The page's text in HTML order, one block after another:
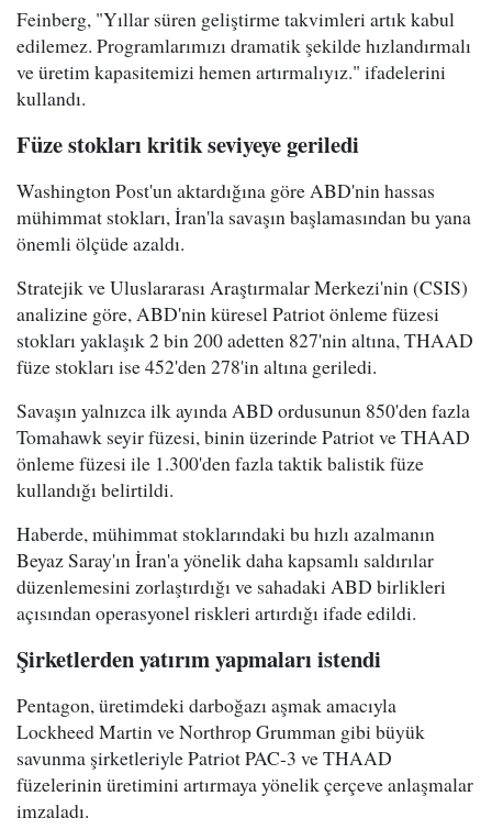
Feinberg, "Yıllar süren geliştirme takvimleri artık kabul
edilemez. Programlarımızı dramatik şekilde hızlandırmalı
ve üretim kapasitemizi hemen artırmalıyız." ifadelerini
kullandı.
Füze stokları kritik seviyeye geriledi
Washington Post'un aktardığına göre ABD'nin hassas
mühimmat stokları, İran'la savaşın başlamasından bu yana
önemli ölçüde azaldı.
Stratejik ve Uluslararası Araştırmalar Merkezi'nin (CSIS)
analizine göre, ABD'nin küresel Patriot önleme füzesi
stokları yaklaşık 2 bin 200 adetten 827'nin altına, THAAD
füze stokları ise 452'den 278'in altına geriledi.
Savaşın yalnızca ilk ayında ABD ordusunun 850'den fazla
Tomahawk seyir füzesi, binin üzerinde Patriot ve THAAD
önleme füzesi ile 1.300'den fazla taktik balistik füze
kullandığı belirtildi.
Haberde, mühimmat stoklarındaki bu hızlı azalmanın
Beyaz Saray'ın İran'a yönelik daha kapsamlı saldırılar
düzenlemesini zorlaştırdığı ve sahadaki ABD birlikleri
açısından operasyonel riskleri artırdığı ifade edildi.
Şirketlerden yatırım yapmaları istendi
Pentagon, üretimdeki darboğazı aşmak amacıyla
Lockheed Martin ve Northrop Grumman gibi büyük
savunma şirketleriyle Patriot PAC-3 ve THAAD
füzelerinin üretimini artırmaya yönelik çerçeve anlaşmalar
imzaladı.